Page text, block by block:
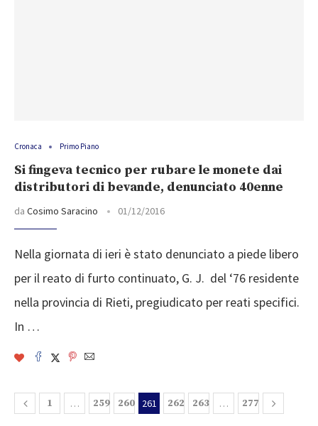
Cronaca Primo Piano
Si fingeva tecnico per rubare le monete dai
distributori di bevande, denunciato 40enne
da Cosimo Saracino 01/12/2016
Nella giornata di ieri è stato denunciato a piede libero
per il reato di furto continuato, G. J. del ‘76 residente
nella provincia di Rieti, pregiudicato per reati specifici.
In …
1 … 259 260 261 262 263 … 277